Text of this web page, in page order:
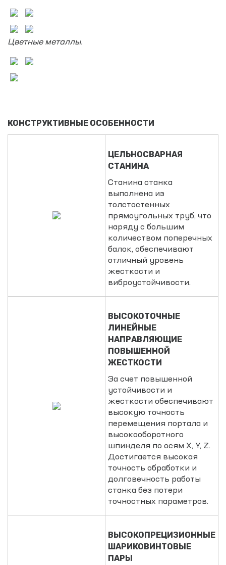
Цветные металлы.
КОНСТРУКТИВНЫЕ ОСОБЕННОСТИ
ЦЕЛЬНОСВАРНАЯ
СТАНИНА
Станина станка
выполнена из
толстостенных
прямоугольных труб, что
наряду с большим
количеством поперечных
балок, обеспечивают
отличный уровень
жесткости и
виброустойчивости.
ВЫСОКОТОЧНЫЕ
ЛИНЕЙНЫЕ
НАПРАВЛЯЮЩИЕ
ПОВЫШЕННОЙ
ЖЕСТКОСТИ
За счет повышенной
устойчивости и
жесткости обеспечивают
высокую точность
перемещения портала и
высокооборотного
шпинделя по осям Х, Y, Z.
Достигается высокая
точность обработки и
долговечность работы
станка без потери
точностных параметров.
ВЫСОКОПРЕЦИЗИОННЫЕ
ШАРИКОВИНТОВЫЕ
ПАРЫ